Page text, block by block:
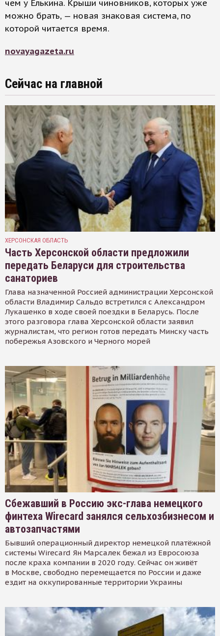
чем у Елькина. Крыши чиновников, которых уже
можно брать, — новая знаковая система, по
которой читается время.
novayagazeta.ru
Сейчас на главной
ХЕРСОНСКАЯ ОБЛАСТЬ
Часть Херсонской области предложили
передать Беларуси для строительства
санаториев
Глава назначенной Россией администрации Херсонской
области Владимир Сальдо встретился с Александром
Лукашенко в ходе своей поездки в Беларусь. После
этого разговора глава Херсонской области заявил
журналистам, что регион готов передать Минску часть
побережья Азовского и Черного морей
Сбежавший в Россию экс-глава немецкого
финтеха Wirecard занялся сельхозбизнесом и
автозапчастями
Бывший операционный директор немецкой платёжной
системы Wirecard Ян Марсалек бежал из Евросоюза
после краха компании в 2020 году. Сейчас он живёт
в Москве, свободно перемещается по России и даже
ездит на оккупированные территории Украины